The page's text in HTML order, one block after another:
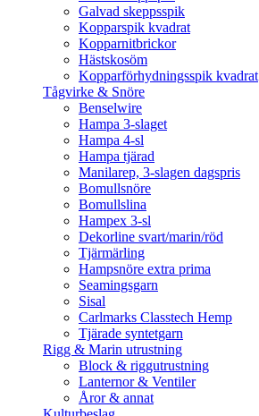
Galvad skeppsspik
Kopparspik kvadrat
Kopparnitbrickor
Hästskosöm
Kopparförhydningsspik kvadrat
Tågvirke & Snöre
Benselwire
Hampa 3-slaget
Hampa 4-sl
Hampa tjärad
Manilarep, 3-slagen dagspris
Bomullsnöre
Bomullslina
Hampex 3-sl
Dekorline svart/marin/röd
Tjärmärling
Hampsnöre extra prima
Seamingsgarn
Sisal
Carlmarks Classtech Hemp
Tjärade syntetgarn
Rigg & Marin utrustning
Block & riggutrustning
Lanternor & Ventiler
Åror & annat